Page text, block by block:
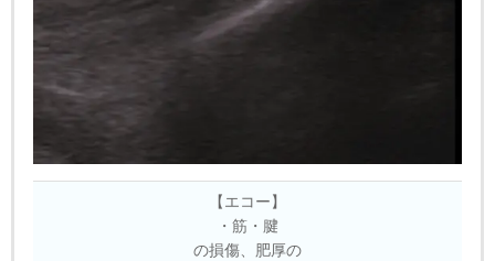
【エコー】
・筋・腱
の損傷、肥厚の